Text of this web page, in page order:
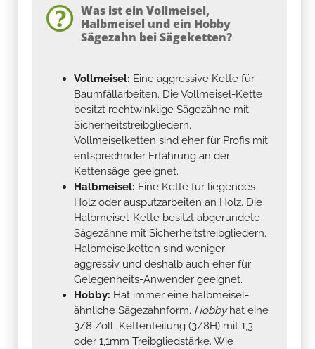
Was ist ein Vollmeisel,
Halbmeisel und ein Hobby
Sägezahn bei Sägeketten?
Vollmeisel: Eine aggressive Kette für
Baumfällarbeiten. Die Vollmeisel-Kette
besitzt rechtwinklige Sägezähne mit
Sicherheitstreibgliedern.
Vollmeiselketten sind eher für Profis mit
entsprechnder Erfahrung an der
Kettensäge geeignet.
Halbmeisel: Eine Kette für liegendes
Holz oder ausputzarbeiten an Holz. Die
Halbmeisel-Kette besitzt abgerundete
Sägezähne mit Sicherheitstreibgliedern.
Halbmeiselketten sind weniger
aggressiv und deshalb auch eher für
Gelegenheits-Anwender geeignet.
Hobby: Hat immer eine halbmeisel-
ähnliche Sägezahnform. Hobbyhat eine
3/8 Zoll Kettenteilung (3/8H) mit 1,3
oder 1,1mm Treibgliedstärke. Wie